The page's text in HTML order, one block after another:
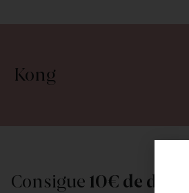
Kong
Consigue 10€ de